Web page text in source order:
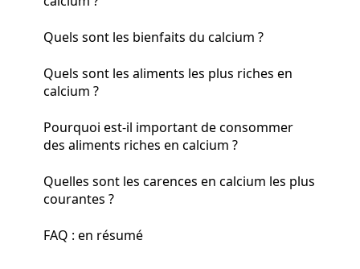
Quels sont les bienfaits du calcium ?
Quels sont les aliments les plus riches en
calcium ?
Pourquoi est-il important de consommer
des aliments riches en calcium ?
Quelles sont les carences en calcium les plus
courantes ?
FAQ : en résumé